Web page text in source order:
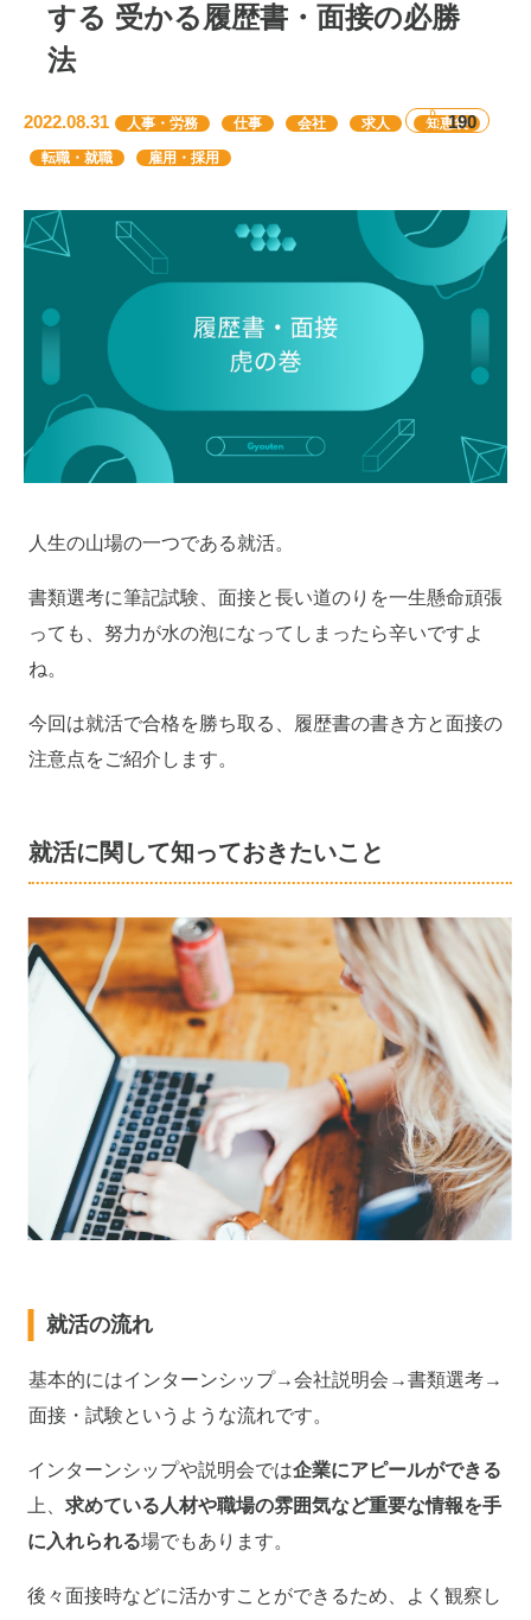
する 受かる履歴書・面接の必勝
法
2022.08.31 人事・労務 仕事 会社 求人 知恵袋
転職・就職 雇用・採用
190
人生の山場の一つである就活。
書類選考に筆記試験、面接と長い道のりを一生懸命頑張
っても、努力が水の泡になってしまったら辛いですよ
ね。
今回は就活で合格を勝ち取る、履歴書の書き方と面接の
注意点をご紹介します。
就活に関して知っておきたいこと
就活の流れ
基本的にはインターンシップ→会社説明会→書類選考→
面接・試験というような流れです。
インターンシップや説明会では企業にアピールができる
上、求めている人材や職場の雰囲気など重要な情報を手
に入れられる場でもあります。
後々面接時などに活かすことができるため、よく観察し